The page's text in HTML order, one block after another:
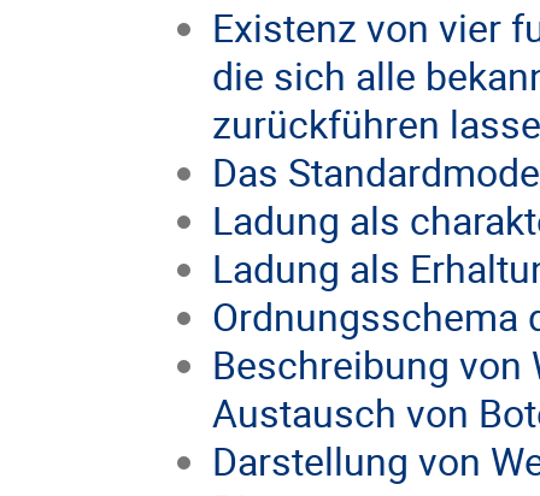
Existenz von vier
die sich alle
zurückführen
Das
Ladung als
Ladung als
Ordnungsschema
Beschreibung von
Austausch von
Darstellung von